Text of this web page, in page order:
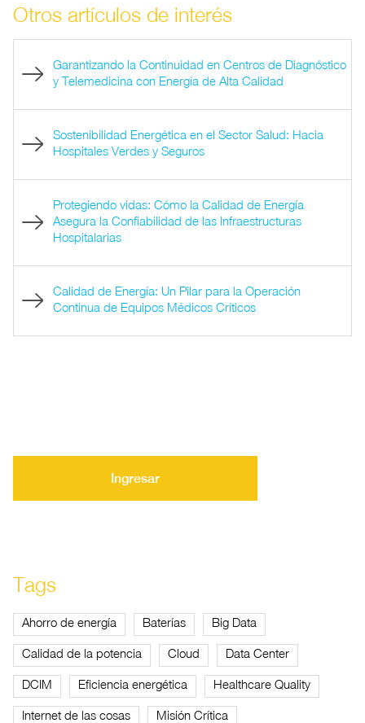
Otros artículos de interés
Garantizando la Continuidad en Centros de Diagnóstico
y Telemedicina con Energía de Alta Calidad
Sostenibilidad Energética en el Sector Salud: Hacia
Hospitales Verdes y Seguros
Protegiendo vidas: Cómo la Calidad de Energía
Asegura la Confiabilidad de las Infraestructuras
Hospitalarias
Calidad de Energía: Un Pilar para la Operación
Continua de Equipos Médicos Críticos
Ingresar
Tags
Ahorro de energía Baterías Big Data
Calidad de la potencia Cloud Data Center
DCIM Eficiencia energética Healthcare Quality
Internet de las cosas Misión Crítica